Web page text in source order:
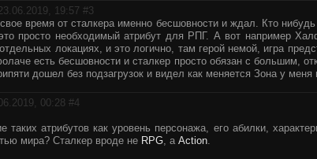
19:57 #3
время от сталкера именно бесшовности и ждал. Кто
просто необходимый атрибут для РПГ. А вот например
локациях, и это логично, там герой немой, игра
есть бесшовности и сталкер просто обязан с большим,
дошел без подзагрузок и видел как меняется Зона у меня
00:28 #4
таких атрибутов как уровень персонажа, его абилки,
мира? Сталкер вроде не RPG, а Action.